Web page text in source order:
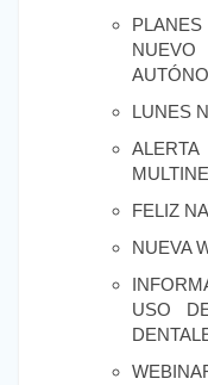
LUNES
FELIZ
NUEVA
USO